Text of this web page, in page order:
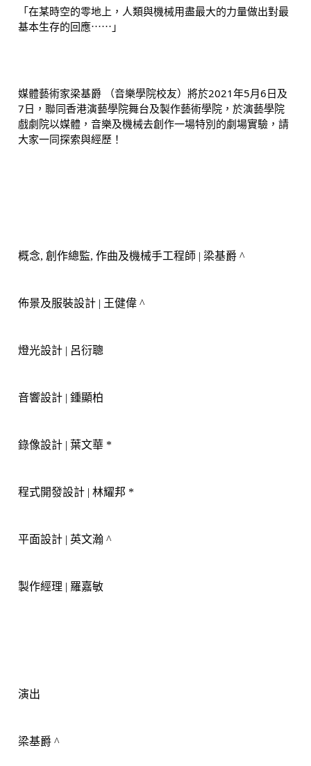
「在某時空的零地上，人類與機械用盡最大的力量做出對最
基本生存的回應⋯⋯」
媒體藝術家梁基爵 （音樂學院校友）將於2021年5月6日及
7日，聯同香港演藝學院舞台及製作藝術學院，於演藝學院
戲劇院以媒體，音樂及機械去創作一場特別的劇場實驗，請
大家一同探索與經歷！
概念, 創作總監, 作曲及機械手工程師 | 梁基爵 ^
佈景及服裝設計 | 王健偉 ^
燈光設計 | 呂衍聰
音響設計 | 鍾顯柏
錄像設計 | 葉文華 *
程式開發設計 | 林耀邦 *
平面設計 | 英文瀚 ^
製作經理 | 羅嘉敏
演出
梁基爵 ^